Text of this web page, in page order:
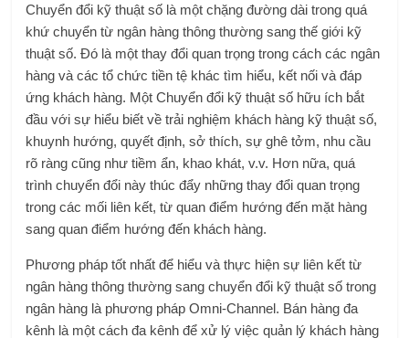
Chuyển đổi kỹ thuật số là một chặng đường dài trong quá
khứ chuyển từ ngân hàng thông thường sang thế giới kỹ
thuật số. Đó là một thay đổi quan trọng trong cách các ngân
hàng và các tổ chức tiền tệ khác tìm hiểu, kết nối và đáp
ứng khách hàng. Một Chuyển đổi kỹ thuật số hữu ích bắt
đầu với sự hiểu biết về trải nghiệm khách hàng kỹ thuật số,
khuynh hướng, quyết định, sở thích, sự ghê tởm, nhu cầu
rõ ràng cũng như tiềm ẩn, khao khát, v.v. Hơn nữa, quá
trình chuyển đổi này thúc đẩy những thay đổi quan trọng
trong các mối liên kết, từ quan điểm hướng đến mặt hàng
sang quan điểm hướng đến khách hàng.
Phương pháp tốt nhất để hiểu và thực hiện sự liên kết từ
ngân hàng thông thường sang chuyển đổi kỹ thuật số trong
ngân hàng là phương pháp Omni-Channel. Bán hàng đa
kênh là một cách đa kênh để xử lý việc quản lý khách hàng